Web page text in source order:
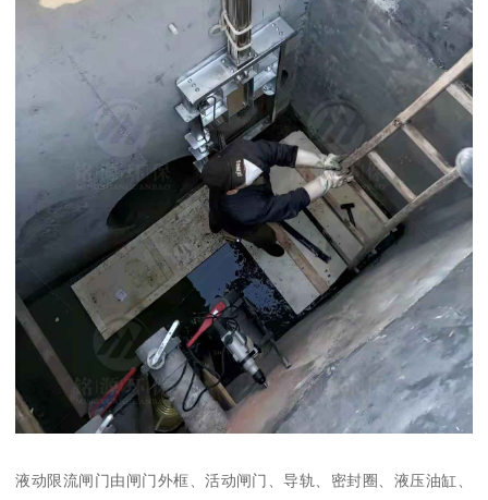
液动限流闸门由闸门外框、活动闸门、导轨、密封圈、液压油缸、